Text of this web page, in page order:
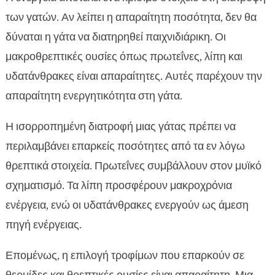
των γατών. Αν λείπει η απαραίτητη ποσότητα, δεν θα
δύναται η γάτα να διατηρηθεί παιχνιδιάρικη. Οι
μακροθρεπτικές ουσίες όπως πρωτεΐνες, λίπη και
υδατάνθρακες είναι απαραίτητες. Αυτές παρέχουν την
απαραίτητη ενεργητικότητα στη γάτα.
Η ισορροπημένη διατροφή μιας γάτας πρέπει να
περιλαμβάνει επαρκείς ποσότητες από τα εν λόγω
θρεπτικά στοιχεία. Πρωτεΐνες συμβάλλουν στον μυϊκό
σχηματισμό. Τα λίπη προσφέρουν μακροχρόνια
ενέργεια, ενώ οι υδατάνθρακες ενεργούν ως άμεση
πηγή ενέργειας.
Επομένως, η επιλογή τροφίμων που επαρκούν σε